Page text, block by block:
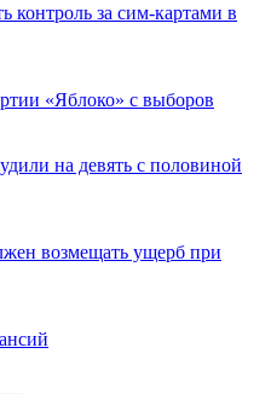
за сим-картами в
«Яблоко» с выборов
на девять с половиной
возмещать ущерб при